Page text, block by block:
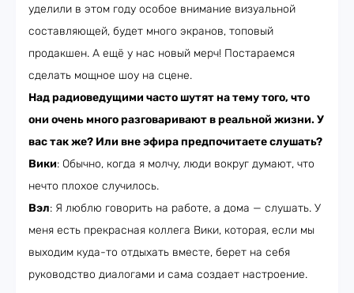
уделили в этом году особое внимание визуальной
составляющей, будет много экранов, топовый
продакшен. А ещё у нас новый мерч! Постараемся
сделать мощное шоу на сцене.
Над радиоведущими часто шутят на тему того, что
они очень много разговаривают в реальной жизни. У
вас так же? Или вне эфира предпочитаете слушать?
Вики: Обычно, когда я молчу, люди вокруг думают, что
нечто плохое случилось.
Вэл: Я люблю говорить на работе, а дома — слушать. У
меня есть прекрасная коллега Вики, которая, если мы
выходим куда-то отдыхать вместе, берет на себя
руководство диалогами и сама создает настроение.